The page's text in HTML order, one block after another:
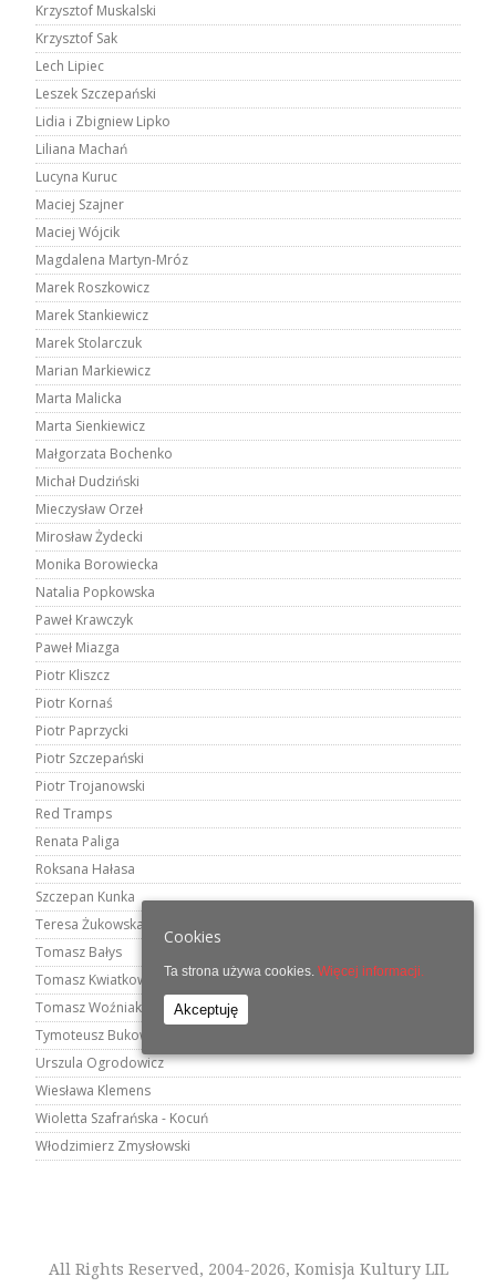
Krzysztof Muskalski
Krzysztof Sak
Lech Lipiec
Leszek Szczepański
Lidia i Zbigniew Lipko
Liliana Machań
Lucyna Kuruc
Maciej Szajner
Maciej Wójcik
Magdalena Martyn-Mróz
Marek Roszkowicz
Marek Stankiewicz
Marek Stolarczuk
Marian Markiewicz
Marta Malicka
Marta Sienkiewicz
Małgorzata Bochenko
Michał Dudziński
Mieczysław Orzeł
Mirosław Żydecki
Monika Borowiecka
Natalia Popkowska
Paweł Krawczyk
Paweł Miazga
Piotr Kliszcz
Piotr Kornaś
Piotr Paprzycki
Piotr Szczepański
Piotr Trojanowski
Red Tramps
Renata Paliga
Roksana Hałasa
Szczepan Kunka
Teresa Żukowska
Tomasz Bałys
Tomasz Kwiatkowski
Tomasz Woźniak
Tymoteusz Bukowski
Urszula Ogrodowicz
Wiesława Klemens
Wioletta Szafrańska - Kocuń
Włodzimierz Zmysłowski
All Rights Reserved, 2004-2026, Komisja Kultury LIL
Cookies
Ta strona używa cookies. Więcej informacji.
Akceptuję